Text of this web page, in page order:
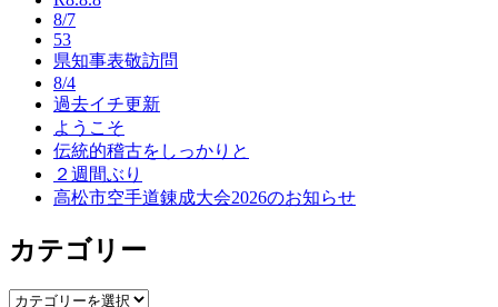
8/7
53
県知事表敬訪問
8/4
過去イチ更新
ようこそ
伝統的稽古をしっかりと
２週間ぶり
高松市空手道錬成大会2026のお知らせ
カテゴリー
カ